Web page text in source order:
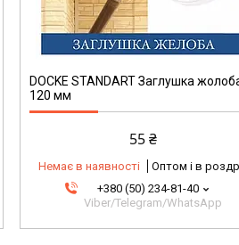
DOCKE STANDART Заглушка
120 мм
55 ₴
Немає в наявності
Оптом і в
+380 (50) 234-81-40
Viber/Telegram/WhatsApp